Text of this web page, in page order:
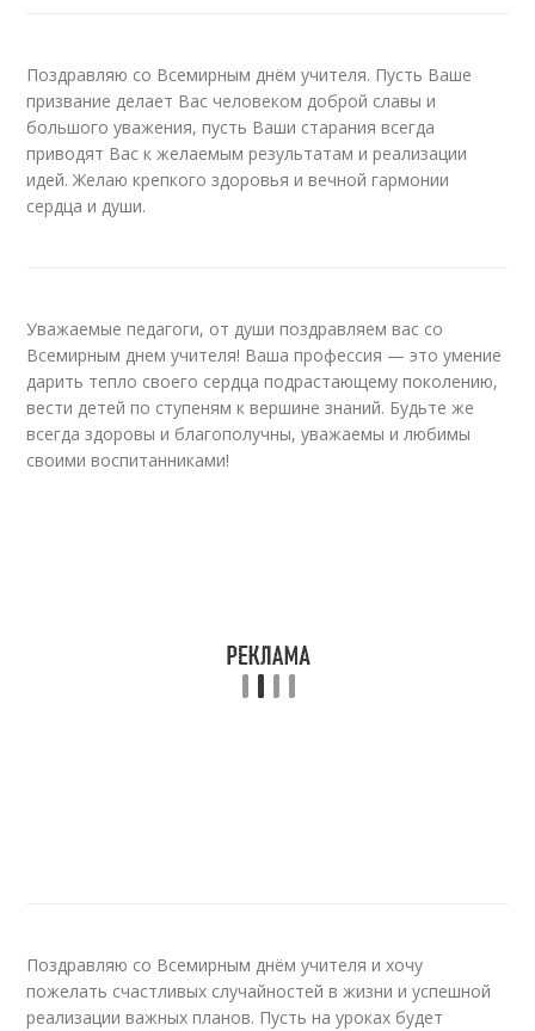
Поздравляю со Всемирным днём учителя. Пусть Ваше
призвание делает Вас человеком доброй славы и
большого уважения, пусть Ваши старания всегда
приводят Вас к желаемым результатам и реализации
идей. Желаю крепкого здоровья и вечной гармонии
сердца и души.
Уважаемые педагоги, от души поздравляем вас со
Всемирным днем учителя! Ваша профессия — это умение
дарить тепло своего сердца подрастающему поколению,
вести детей по ступеням к вершине знаний. Будьте же
всегда здоровы и благополучны, уважаемы и любимы
своими воспитанниками!
Поздравляю со Всемирным днём учителя и хочу
пожелать счастливых случайностей в жизни и успешной
реализации важных планов. Пусть на уроках будет